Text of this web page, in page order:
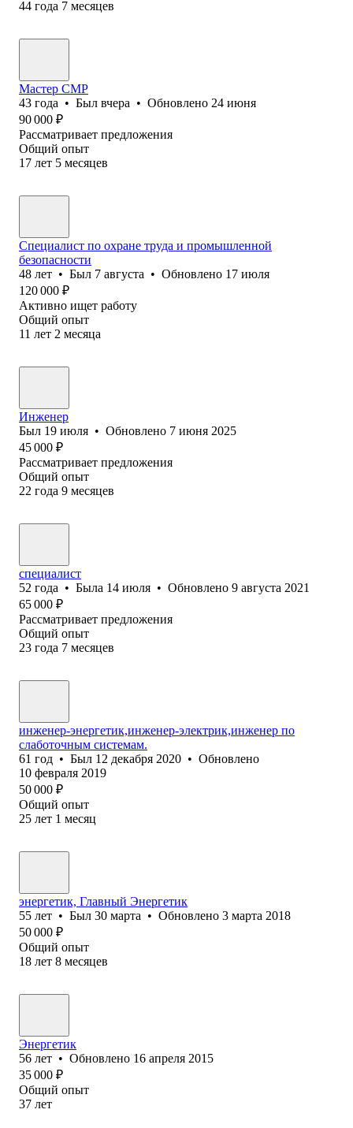
44 года 7 месяцев
Мастер СМР
43 года • Был вчера • Обновлено 24 июня
90 000 ₽
Рассматривает предложения
Общий опыт
17 лет 5 месяцев
Специалист по охране труда и промышленной
безопасности
48 лет • Был 7 августа • Обновлено 17 июля
120 000 ₽
Активно ищет работу
Общий опыт
11 лет 2 месяца
Инженер
Был 19 июля • Обновлено 7 июня 2025
45 000 ₽
Рассматривает предложения
Общий опыт
22 года 9 месяцев
специалист
52 года • Была 14 июля • Обновлено 9 августа 2021
65 000 ₽
Рассматривает предложения
Общий опыт
23 года 7 месяцев
инженер-энергетик,инженер-электрик,инженер по
слаботочным системам.
61 год • Был 12 декабря 2020 • Обновлено
10 февраля 2019
50 000 ₽
Общий опыт
25 лет 1 месяц
энергетик, Главный Энергетик
55 лет • Был 30 марта • Обновлено 3 марта 2018
50 000 ₽
Общий опыт
18 лет 8 месяцев
Энергетик
56 лет • Обновлено 16 апреля 2015
35 000 ₽
Общий опыт
37 лет